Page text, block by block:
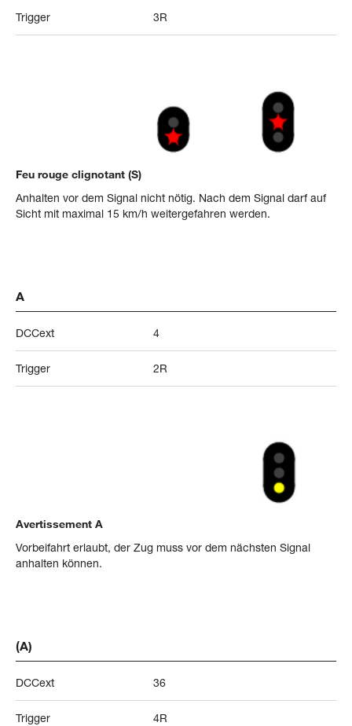
Trigger 3R
Feu rouge clignotant (S)
Anhalten vor dem Signal nicht nötig. Nach dem Signal darf auf
Sicht mit maximal 15 km/h weitergefahren werden.
A
DCCext 4
Trigger 2R
Avertissement A
Vorbeifahrt erlaubt, der Zug muss vor dem nächsten Signal
anhalten können.
(A)
DCCext 36
Trigger 4R